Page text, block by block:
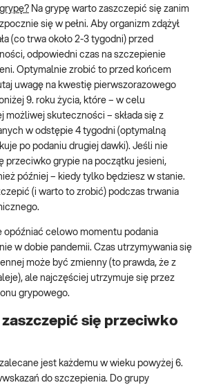
Na grypę warto zaszczepić się zanim
się w pełni. Aby organizm zdążył
(co trwa około 2-3 tygodni) przed
odpowiedni czas na szczepienie
Optymalnie zrobić to przed końcem
uwagę na kwestię pierwszorazowego
9. roku życia, które – w celu
możliwej skuteczności – składa się z
w odstępie 4 tygodni (optymalną
po podaniu drugiej dawki). Jeśli nie
przeciwko grypie na początku jesieni,
później – kiedy tylko będziesz w stanie.
(i warto to zrobić) podczas trwania
opóźniać celowo momentu podania
w dobie pandemii. Czas utrzymywania się
może być zmienny (to prawda, że z
ale najczęściej utrzymuje się przez
grypowego.
się przeciwko
jest każdemu w wieku powyżej 6.
do szczepienia. Do grupy